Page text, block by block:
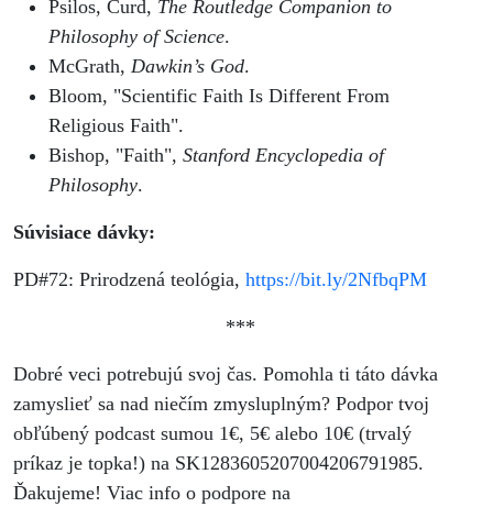
Psilos, Curd, The Routledge Companion to
Philosophy of Science.
McGrath, Dawkin’s God.
Bloom, "Scientific Faith Is Different From
Religious Faith".
Bishop, "Faith", Stanford Encyclopedia of
Philosophy.
Súvisiace dávky:
PD#72: Prirodzená teológia, https://bit.ly/2NfbqPM
***
Dobré veci potrebujú svoj čas. Pomohla ti táto dávka
zamyslieť sa nad niečím zmysluplným? Podpor tvoj
obľúbený podcast sumou 1€, 5€ alebo 10€ (trvalý
príkaz je topka!) na SK1283605207004206791985.
Ďakujeme! Viac info o podpore na